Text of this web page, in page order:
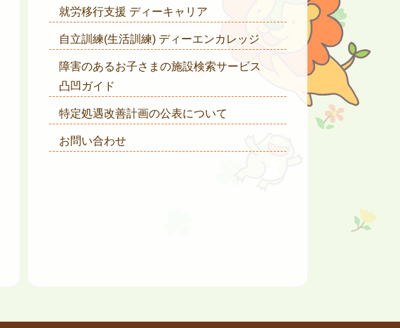
就労移行支援 ディーキャリア
自立訓練(生活訓練) ディーエンカレッジ
障害のあるお子さまの施設検索サービス
凸凹ガイド
特定処遇改善計画の公表について
お問い合わせ